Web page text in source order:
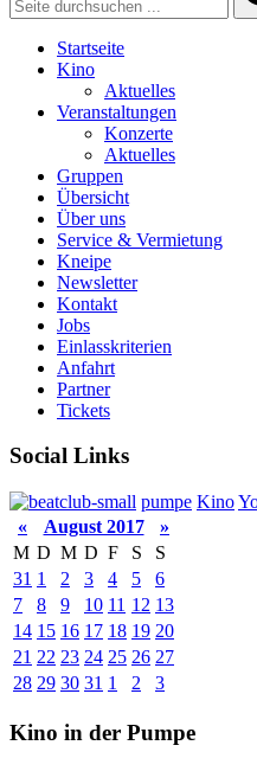
Startseite
Kino
Aktuelles
Veranstaltungen
Konzerte
Aktuelles
Gruppen
Übersicht
Über uns
Service & Vermietung
Kneipe
Newsletter
Kontakt
Jobs
Einlasskriterien
Anfahrt
Partner
Tickets
Social Links
pumpe Kino
«
August 2017
»
M D M D F S
S
31 1 2 3 4 5
6
7
8 9 10 11 12 13
14 15 16 17 18 19 20
21 22 23 24 25 26 27
28 29 30 31 1 2 3
Kino in der Pumpe